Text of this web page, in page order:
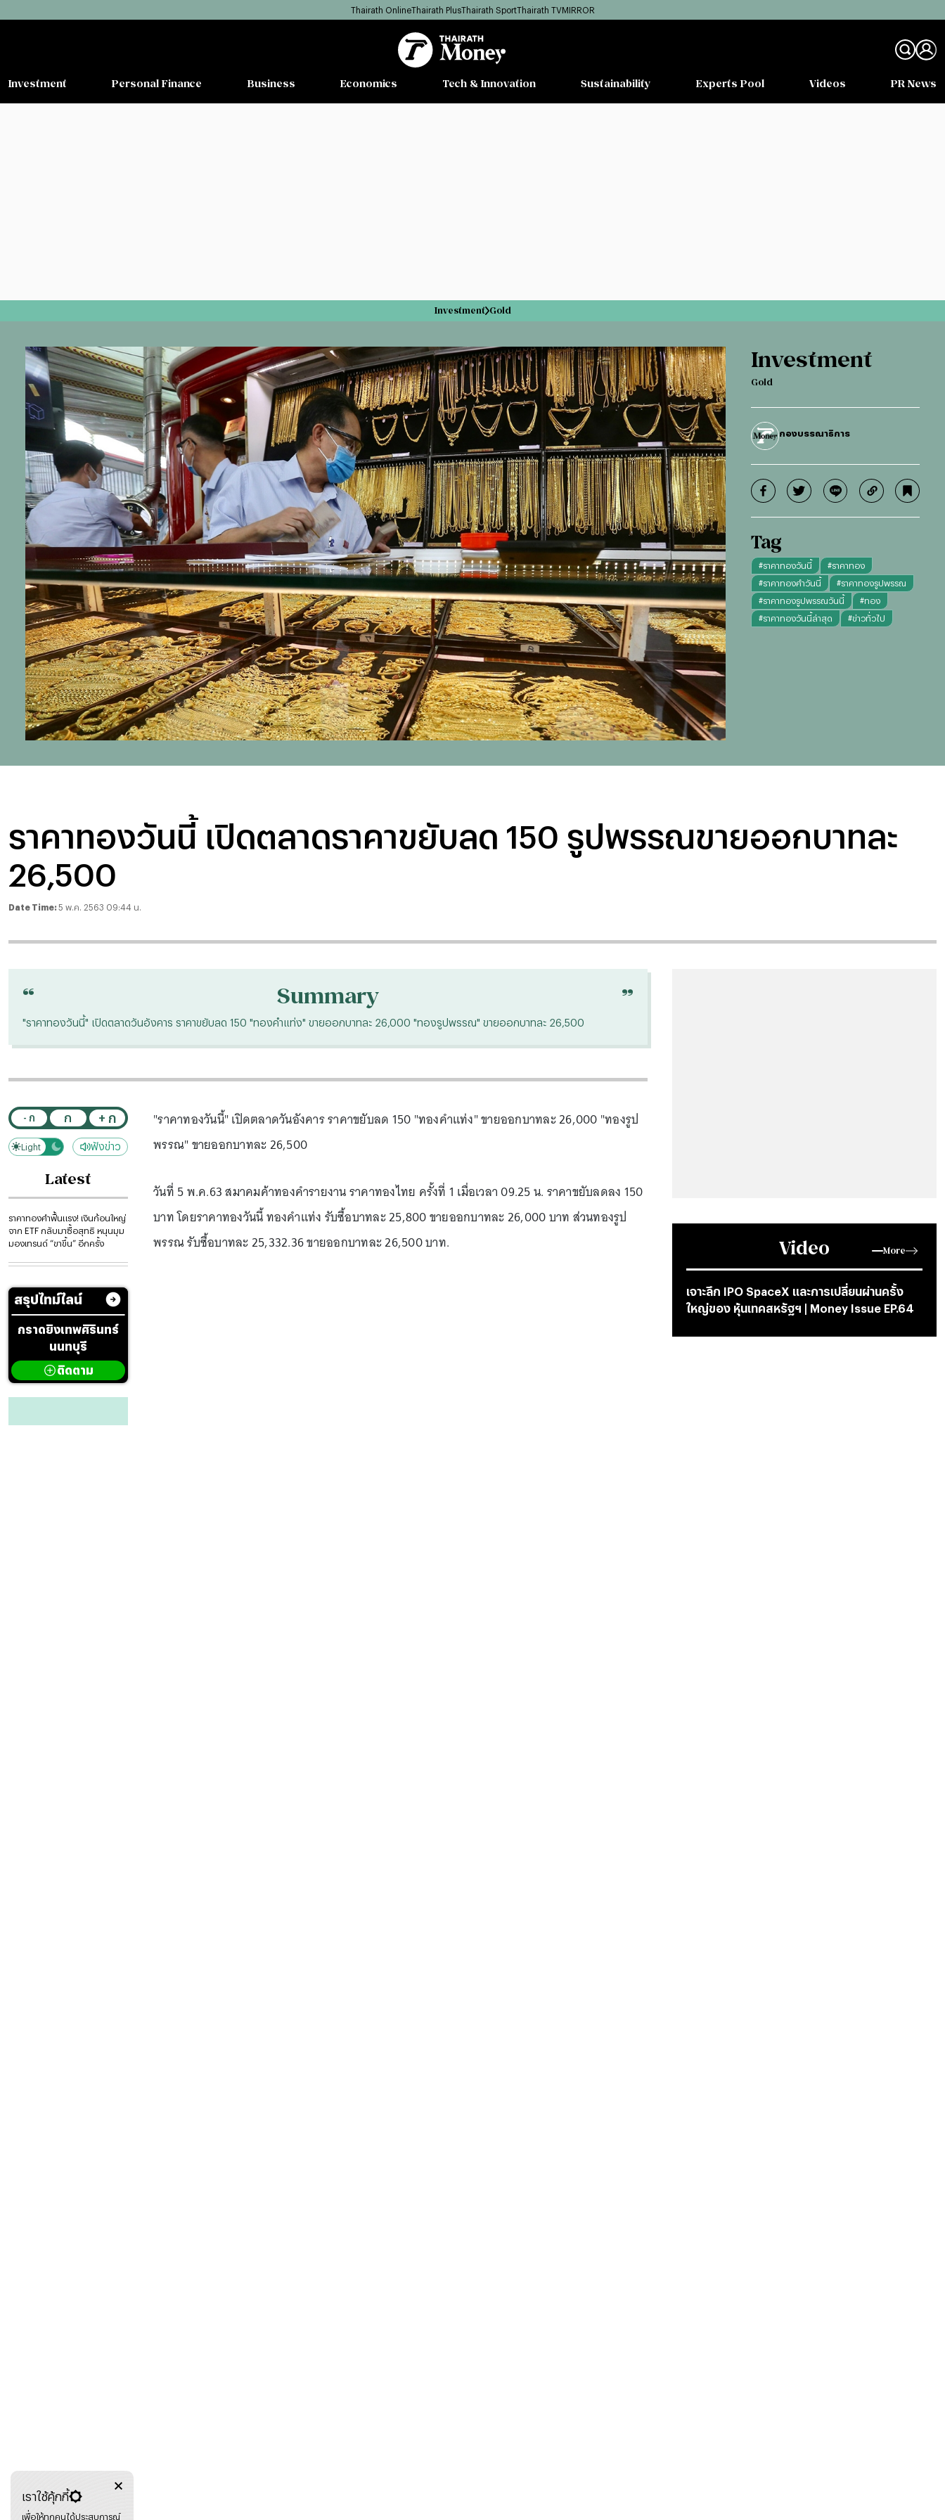
Thairath OnlineThairath PlusThairath SportThairath TVMIRROR
Investment Personal Finance Business Economics Tech & Innovation Sustainability Experts Pool Videos PR News
Investment Gold
Investment
Gold
กองบรรณาธิการ
Tag
#ราคาทองวันนี้ #ราคาทอง
#ราคาทองคำวันนี้ #ราคาทองรูปพรรณ
#ราคาทองรูปพรรณวันนี้ #ทอง
#ราคาทองวันนี้ล่าสุด #ข่าวทั่วไป
ราคาทองวันนี้ เปิดตลาดราคาขยับลด 150 รูปพรรณขายออกบาทละ
26,500
Date Time: 5 พ.ค. 2563 09:44 น.
Video More
เจาะลึก IPO SpaceX และการเปลี่ยนผ่านครั้ง
ใหญ่ของ หุ้นเทคสหรัฐฯ | Money Issue EP.64
“ Summary “
"ราคาทองวันนี้" เปิดตลาดวันอังคาร ราคาขยับลด 150 "ทองคำแท่ง" ขายออกบาทละ 26,000 "ทองรูปพรรณ" ขายออกบาทละ 26,500
- ก ก + ก
Dark
Light ฟังข่าว
Latest
ราคาทองคำฟื้นแรง! เงินก้อนใหญ่
จาก ETF กลับมาซื้อสุทธิ หนุนมุม
มองเทรนด์ “ขาขึ้น” อีกครั้ง
สรุปไทม์ไลน์
กราดยิงเทพศิรินทร์
นนทบุรี
ติดตาม
"ราคาทองวันนี้" เปิดตลาดวันอังคาร ราคาขยับลด 150 "ทองคำแท่ง" ขายออกบาทละ 26,000 "ทองรูป
พรรณ" ขายออกบาทละ 26,500
วันที่ 5 พ.ค.63 สมาคมค้าทองคำรายงาน ราคาทองไทย ครั้งที่ 1 เมื่อเวลา 09.25 น. ราคาขยับลดลง 150
บาท โดยราคาทองวันนี้ ทองคำแท่ง รับซื้อบาทละ 25,800 ขายออกบาทละ 26,000 บาท ส่วนทองรูป
พรรณ รับซื้อบาทละ 25,332.36 ขายออกบาทละ 26,500 บาท.
เราใช้คุ้กกี้
เพื่อให้ทุกคนได้ประสบการณ์